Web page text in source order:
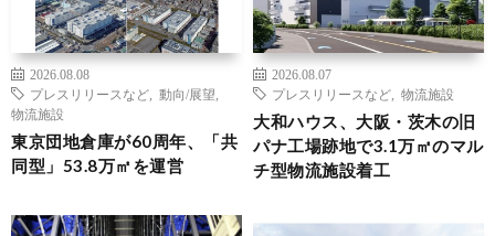
2026.08.08
プレスリリースなど
動向/展望
物流施設
東京団地倉庫が60周年、「共
同型」53.8万㎡を運営
2026.08.07
プレスリリースなど
物流施設
大和ハウス、大阪・茨木の旧
パナ工場跡地で3.1万㎡のマル
チ型物流施設着工